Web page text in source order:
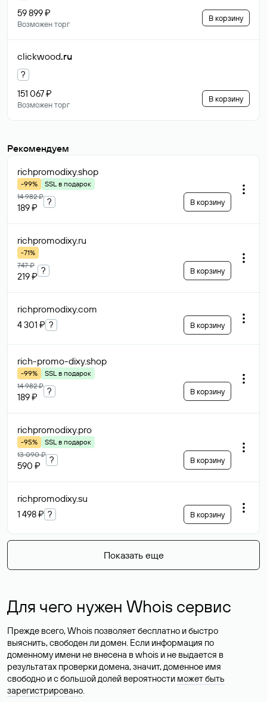
59 899 ₽
Возможен торг
В корзину
clickwood.ru
?
151 067 ₽
Возможен торг
В корзину
Рекомендуем
richpromodixy.shop
-99%
SSL в подарок
14 982 ₽
189 ₽
? В корзину
richpromodixy.ru
-71%
747 ₽
219 ₽
? В корзину
richpromodixy.com
4 301 ₽ ? В корзину
rich-promo-dixy.shop
-99%
SSL в подарок
14 982 ₽
189 ₽
? В корзину
richpromodixy.pro
-95%
SSL в подарок
13 090 ₽
590 ₽
? В корзину
richpromodixy.su
1 498 ₽ ? В корзину
Показать еще
Для чего нужен Whois сервис
Прежде всего, Whois позволяет бесплатно и быстро
выяснить, свободен ли домен. Если информация по
доменному имени не внесена в whois и не выдается в
результатах проверки домена, значит, доменное имя
свободно и с большой долей вероятности может быть
зарегистрировано.